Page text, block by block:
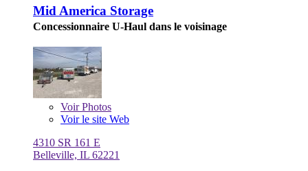
Mid America Storage
Concessionnaire U-Haul dans le voisinage
VoirPhotos
Voir le site Web
4310 SR 161 E
Belleville, IL 62221